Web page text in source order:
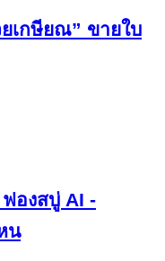
เกษียณ” ขายใบ
องสบู่ AI -
น